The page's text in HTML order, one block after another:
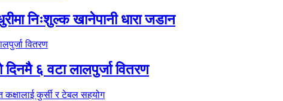
निःशुल्क खानेपानी धारा जडान
६ वटा लालपुर्जा वितरण